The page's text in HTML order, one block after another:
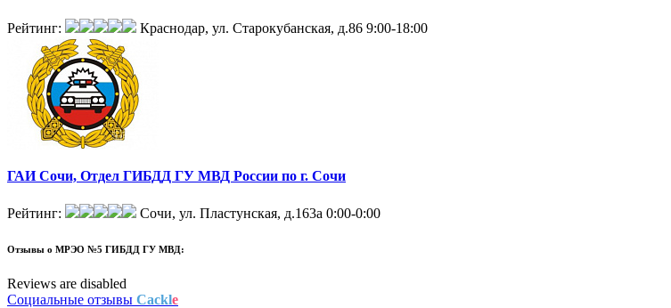
Рейтинг: Краснодар, ул. Старокубанская, д.86 9:00-18:00
ГАИ Сочи, Отдел ГИБДД ГУ МВД России по г. Сочи
Рейтинг: Сочи, ул. Пластунская, д.163а 0:00-0:00
Отзывы о МРЭО №5 ГИБДД ГУ МВД:
Reviews are disabled
Социальные отзывы Cackle